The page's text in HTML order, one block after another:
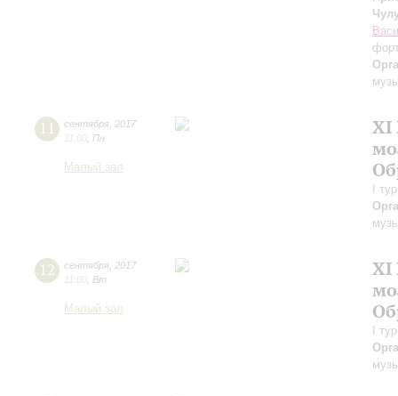
11 сентября 2017
Пн
Малый зал
XI
I
12 сентября 2017
Вт
Малый зал
XI
I